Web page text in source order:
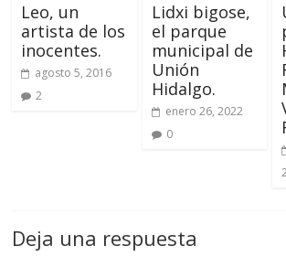
Leo, un
artista de los
inocentes.
agosto 5, 2016
2
Lidxi bigose,
el parque
municipal de
Unión
Hidalgo.
enero 26, 2022
0
Deja una respuesta